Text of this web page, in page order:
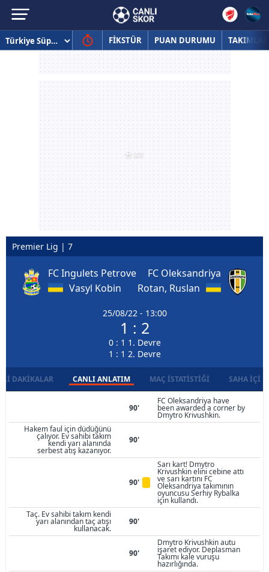
FİKSTÜR PUAN DURUMU TAKIMLAR
Premier Lig | 7
FC Ingulets Petrove
Vasyl Kobin
25/08/22 - 13:00
1 : 2
0 : 1 1. Devre
1 : 1 2. Devre
FC Oleksandriya
Rotan, Ruslan
DAKIKALAR CANLI ANLATIM MAÇ İSTATISTIĞI SAHA İÇI
90'
FC Oleksandriya have
been awarded a corner by
Dmytro Krivushkin.
Hakem faul için düdüğünü
çalıyor. Ev sahibi takım
kendi yarı alanında
serbest atış kazanıyor.
90'
90'
Sarı kart! Dmytro
Krivushkin elini cebine attı
ve sarı kartını FC
Oleksandriya takımının
oyuncusu Serhiy Rybalka
için kullandı.
Taç. Ev sahibi takım kendi
yarı alanından taç atışı
kullanacak.
90'
90'
Dmytro Krivushkin autu
işaret ediyor. Deplasman
Takımı kale vuruşu
hazırlığında.